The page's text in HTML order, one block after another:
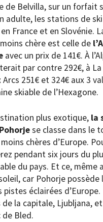
de Belvilla, sur un forfait
adulte, les stations de
France et en Slovénie.
chère est celle de
avec un prix de 141€. À
par contre 292€, à
Arcs 251€ et 324€ aux 3
skiable de l’Hexagone.
plus exotique, la
se classe dans le
chères d’Europe.
pendant six jours du
du pays. Et ce, même
car Pohorje possède
pistes éclairées d’Europe.
de la capitale, Ljubljana,
de Bled.